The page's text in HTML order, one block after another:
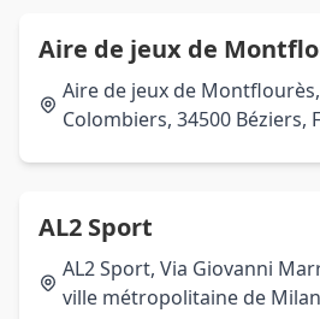
Aire de jeux de
Aire de jeux de
Colombiers, 34500 Béziers,
AL2 Sport
AL2 Sport, Via Giovanni
ville métropolitaine de